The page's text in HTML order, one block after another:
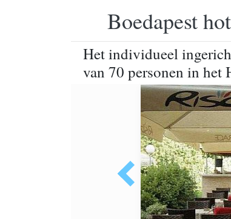
Boedapest
Het individueel
van 70 personen in het